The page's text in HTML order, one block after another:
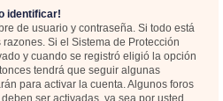
identificar!
de usuario y contraseña. Si todo está
Si el Sistema de Protección
y cuando se registró eligió la opción
tendrá que seguir algunas
para activar la cuenta. Algunos foros
ser activadas, ya sea por usted